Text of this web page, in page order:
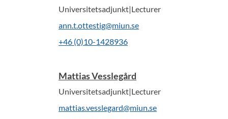
Universitetsadjunkt|Lecturer
ann.t.ottestig@miun.se
+46 (0)10-1428936
Mattias Vesslegård
Universitetsadjunkt|Lecturer
mattias.vesslegard@miun.se